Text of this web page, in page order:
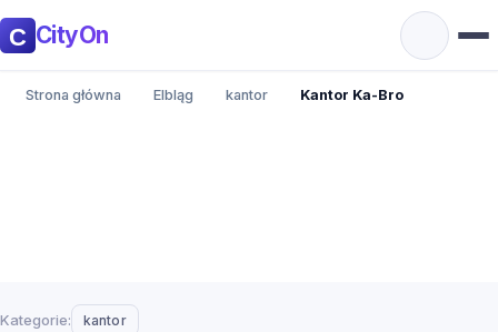
CityOn
Strona główna Elbląg kantor Kantor Ka-Bro
Kategorie: kantor